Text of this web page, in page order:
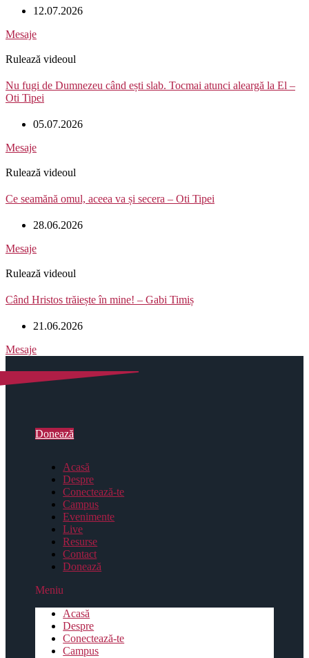
12.07.2026
Mesaje
Rulează videoul
Nu fugi de Dumnezeu când ești slab. Tocmai atunci aleargă la El –
Oti Tipei
05.07.2026
Mesaje
Rulează videoul
Ce seamănă omul, aceea va și secera – Oti Tipei
28.06.2026
Mesaje
Rulează videoul
Când Hristos trăiește în mine! – Gabi Timiș
21.06.2026
Mesaje
Donează
Acasă
Despre
Conectează-te
Campus
Evenimente
Live
Resurse
Contact
Donează
Meniu
Acasă
Despre
Conectează-te
Campus